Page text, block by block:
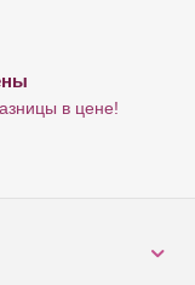
в цене!